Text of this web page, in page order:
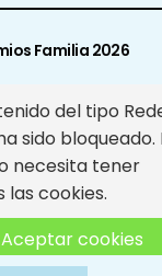
Familia 2026
del tipo
sido bloqueado.
necesita tener
las cookies.
Aceptar cookies